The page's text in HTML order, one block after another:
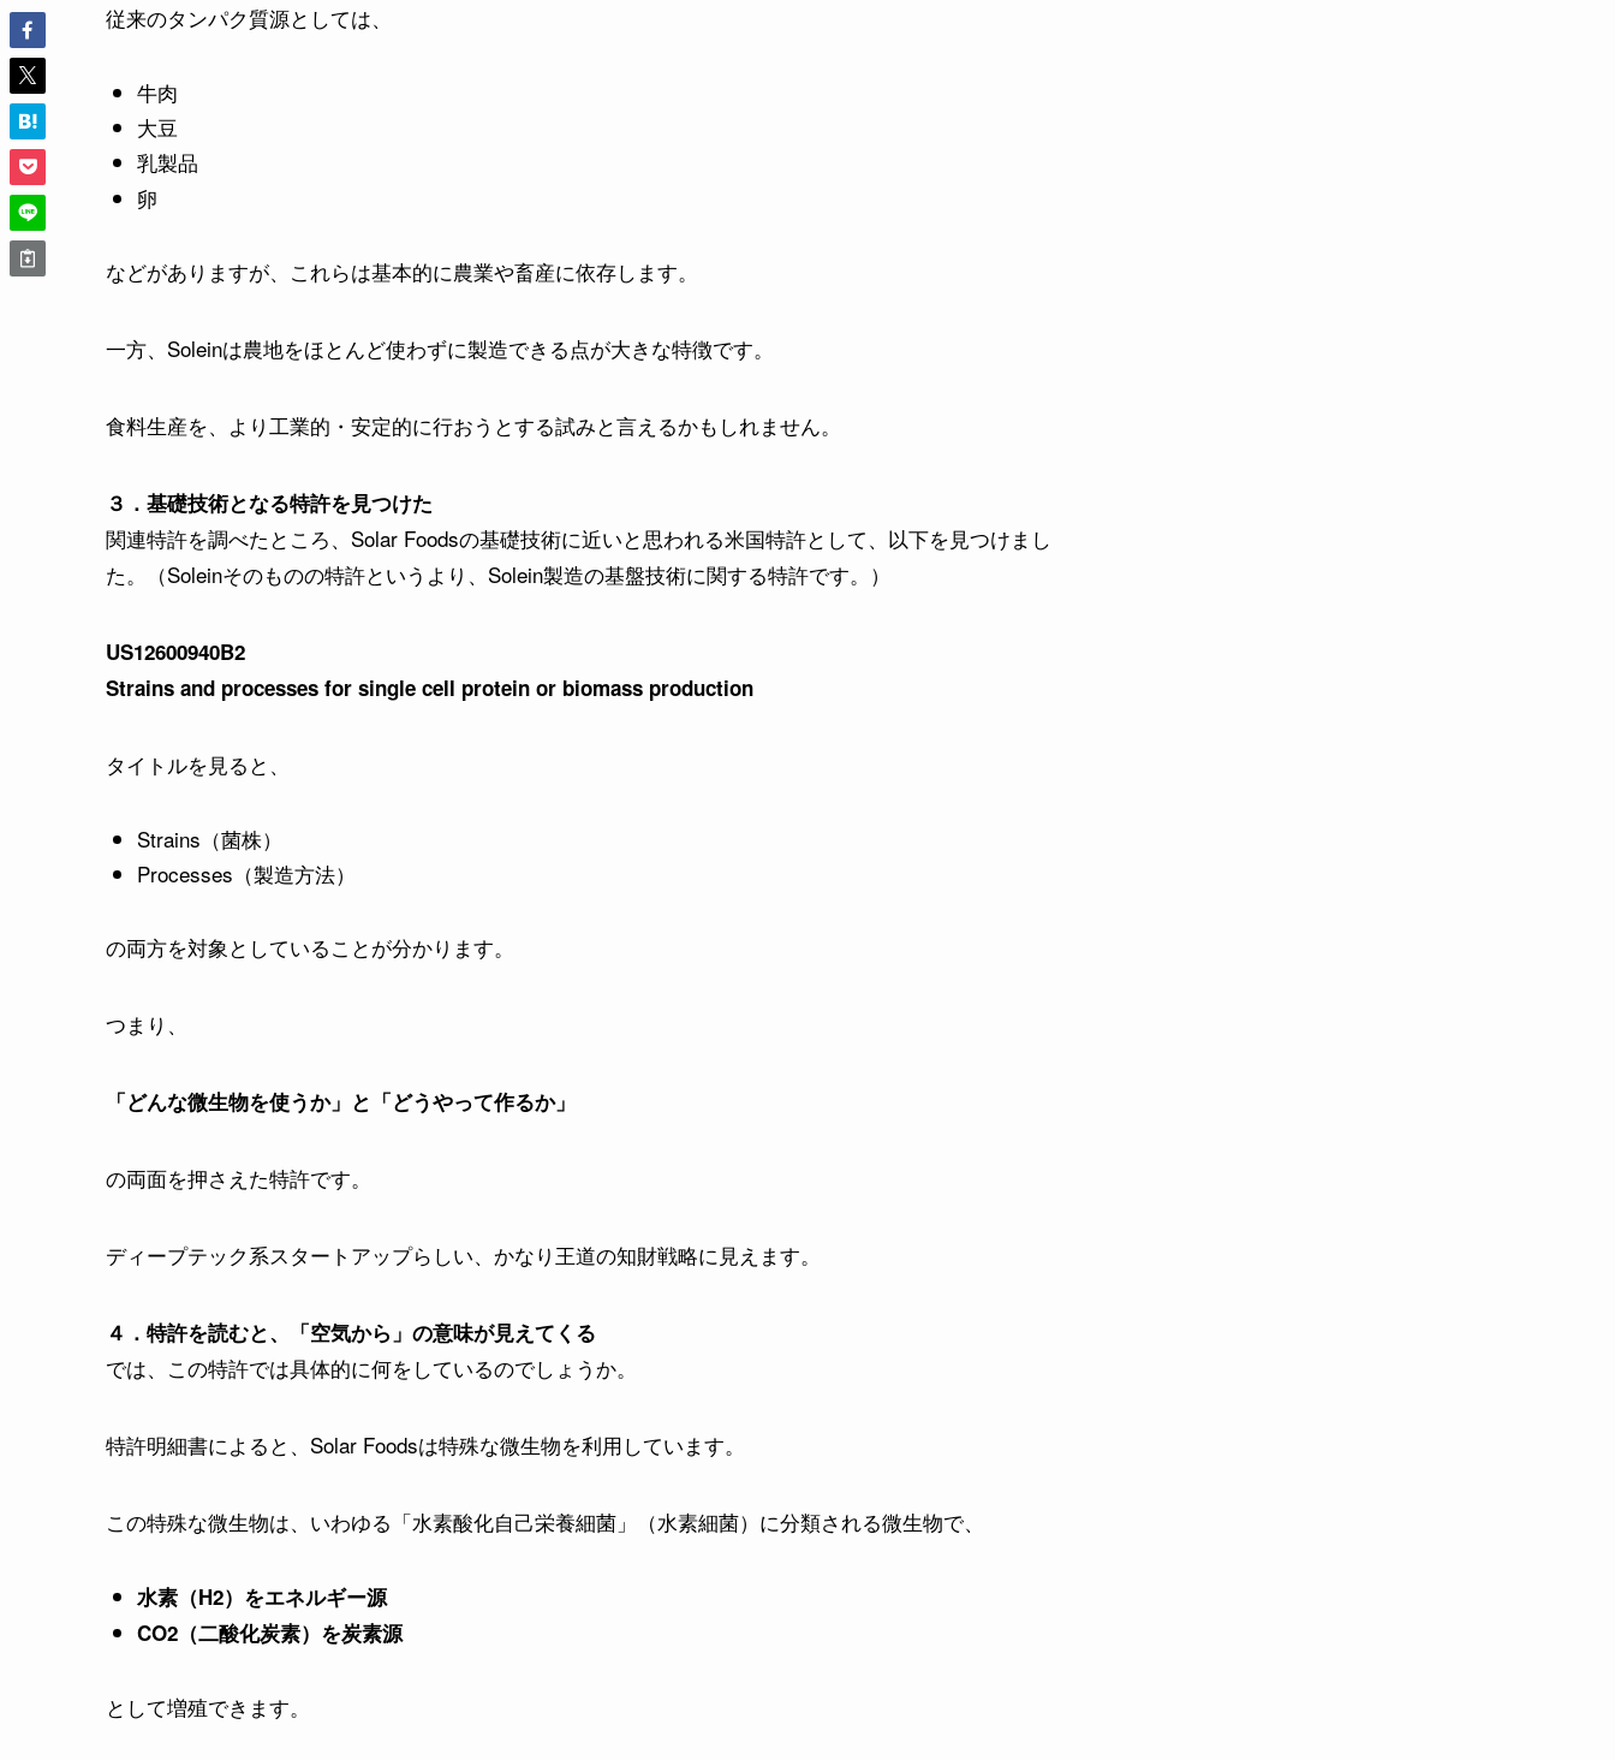
従来のタンパク質源としては、
牛肉
大豆
乳製品
卵
などがありますが、これらは基本的に農業や畜産に依存します。
一方、Soleinは農地をほとんど使わずに製造できる点が大きな特徴です。
食料生産を、より工業的・安定的に行おうとする試みと言えるかもしれません。
３．基礎技術となる特許を見つけた
関連特許を調べたところ、Solar Foodsの基礎技術に近いと思われる米国特許として、以下を見つけまし
た。（Soleinそのものの特許というより、Solein製造の基盤技術に関する特許です。）
US12600940B2
Strains and processes for single cell protein or biomass production
タイトルを見ると、
Strains（菌株）
Processes（製造方法）
の両方を対象としていることが分かります。
つまり、
「どんな微生物を使うか」と「どうやって作るか」
の両面を押さえた特許です。
ディープテック系スタートアップらしい、かなり王道の知財戦略に見えます。
４．特許を読むと、「空気から」の意味が見えてくる
では、この特許では具体的に何をしているのでしょうか。
特許明細書によると、Solar Foodsは特殊な微生物を利用しています。
この特殊な微生物は、いわゆる「水素酸化自己栄養細菌」（水素細菌）に分類される微生物で、
水素（H2）をエネルギー源
CO2（二酸化炭素）を炭素源
として増殖できます。